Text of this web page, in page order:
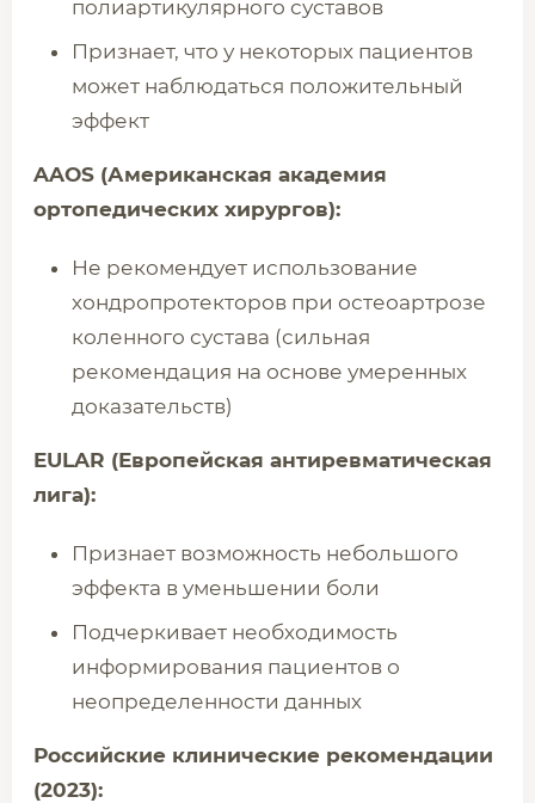
полиартикулярного суставов
Признает, что у некоторых пациентов
может наблюдаться положительный
эффект
AAOS (Американская академия
ортопедических хирургов):
Не рекомендует использование
хондропротекторов при остеоартрозе
коленного сустава (сильная
рекомендация на основе умеренных
доказательств)
EULAR (Европейская антиревматическая
лига):
Признает возможность небольшого
эффекта в уменьшении боли
Подчеркивает необходимость
информирования пациентов о
неопределенности данных
Российские клинические рекомендации
(2023):